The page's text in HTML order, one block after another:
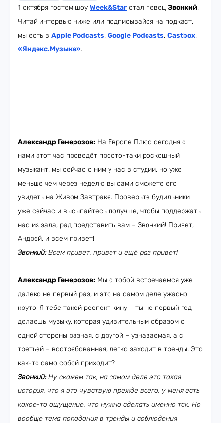
1 октября гостем шоу Week&Star стал певец Звонкий!
Читай интервью ниже или подписывайся на подкаст,
мы есть в Apple Podcasts, Google Podcasts, Castbox,
«Яндекс.Музыке».
Александр Генерозов: На Европе Плюс сегодня с
нами этот час проведёт просто-таки роскошный
музыкант, мы сейчас с ним у нас в студии, но уже
меньше чем через неделю вы сами сможете его
увидеть на Живом Завтраке. Проверьте будильники
уже сейчас и высыпайтесь получше, чтобы поддержать
нас из зала, рад представить вам – Звонкий! Привет,
Андрей, и всем привет!
Звонкий:Всем привет, привет и ещё раз привет!
Александр Генерозов: Мы с тобой встречаемся уже
далеко не первый раз, и это на самом деле ужасно
круто! Я тебе такой респект кину – ты не первый год
делаешь музыку, которая удивительным образом с
одной стороны разная, с другой – узнаваемая, а с
третьей – востребованная, легко заходит в тренды. Это
как-то само собой приходит?
Звонкий:Ну скажем так, на самом деле это такая
история, что я это чувствую прежде всего, у меня есть
какое-то ощущение, что нужно сделать именно так. Но
вообще тема попадания в тренды и соблюдения